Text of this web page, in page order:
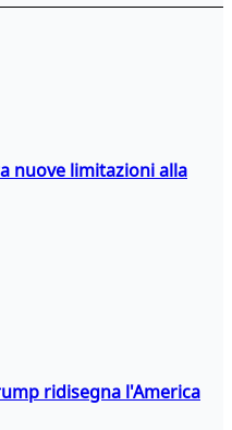
nuove limitazioni alla
ridisegna l'America